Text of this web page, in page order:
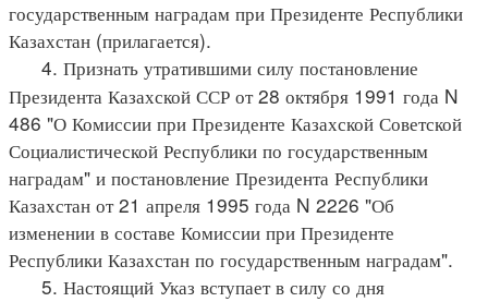
государственным наградам при Президенте Республики
Казахстан (прилагается).
4. Признать утратившими силу постановление
Президента Казахской ССР от 28 октября 1991 года N
486 "О Комиссии при Президенте Казахской Советской
Социалистической Республики по государственным
наградам" и постановление Президента Республики
Казахстан от 21 апреля 1995 года N 2226 "Об
изменении в составе Комиссии при Президенте
Республики Казахстан по государственным наградам".
5. Настоящий Указ вступает в силу со дня